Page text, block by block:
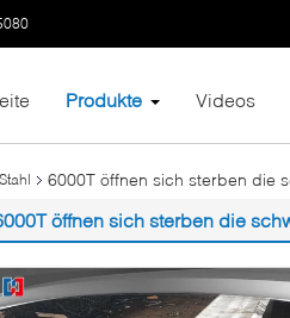
Produkte Videos
6000T öffnen sich sterben die
öffnen sich sterben die